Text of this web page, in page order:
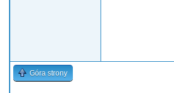
Góra strony